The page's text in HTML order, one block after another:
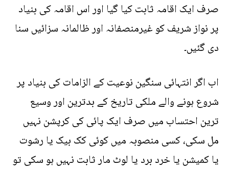
صرف ایک اقامہ ثابت کیا گیا اور اس اقامہ کی بنیاد
پر نواز شریف کو غیرمنصفانہ اور ظالمانہ سزائیں سنا
دی گئیں۔
اب اگر انتہائی سنگین نوعیت کے الزامات کی بنیاد پر
شروع ہونے والے ملکی تاریخ کے بدترین اور وسیع
ترین احتساب میں صرف ایک پائی کی کرپشن نہیں
مل سکی، کسی منصوبہ میں کوئی کک بیک یا رشوت
یا کمیشن یا خرد برد یا لوٹ مار ثابت نہیں ہو سکی تو